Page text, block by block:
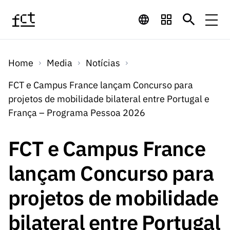
Financiamento
Programas de
Financiamento
Prémios
LINKS
RÁPIDOS
ão
Científico
Projetos
I&D
Instituiçõ
Concursos
Concursos
Concursos Abertos
Concursos Previstos
Concursos Fechados
Calendário de
Concursos FCT 2026
Bolsas
Emprego
Científico
Projetos
I&D
Serviços
ServiçosServiços digitais:
Tecnologia para o
Conhecimento
Media
MediaNotícias
Notas de Imprensa
LINKS
Sobre
Home Media
Notícias
FCT e Campus France lançam Concurso para
projetos de mobilidade bilateral entre Portugal e
França – Programa Pessoa 2026
FCT e Campus France
lançam Concurso para
projetos de mobilidade
bilateral entre Portugal